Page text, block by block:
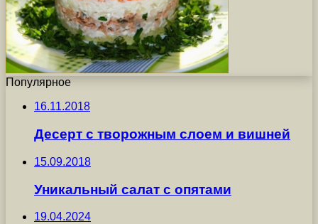
Популярное
16.11.2018
Десерт с творожным слоем и вишней
15.09.2018
Уникальный салат с опятами
19.04.2024